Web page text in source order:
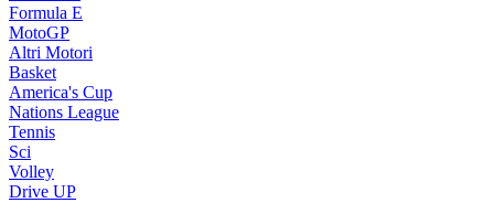
Formula E
MotoGP
Altri Motori
Basket
America's Cup
Nations League
Tennis
Sci
Volley
Drive UP